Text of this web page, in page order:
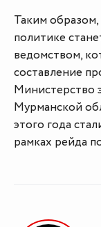
Таким
политике
ведомством,
составление
Министерство
Мурманской
этого года
рамках рейда